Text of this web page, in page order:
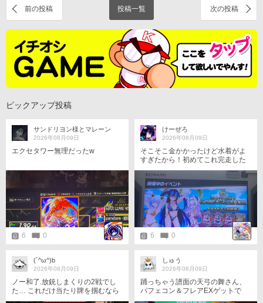
前の投稿 投稿一覧 次の投稿
ピックアップ投稿
サンドリヨン様とマレーン
2026年08月09日
エクセタワー無理だったw
6 0
けーぜろ
2026年08月09日
そこそこ金かかったけど水着がよ
すぎたから！初めてこれ完走した
ぞ！
6 0
(´^ω^)b
2026年08月09日
ノー和了.放銃しまくりの2戦でし
た… これだけ当たり牌を掴むなら
しゅう
2026年08月09日
踊っちゃう譜面の天弓の舞さん、
パフェコン＆フレアEXゲットで